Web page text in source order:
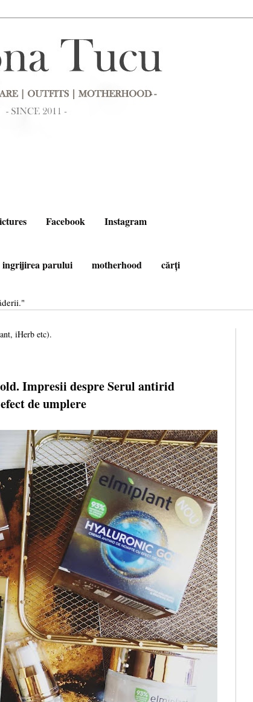
Facebook Instagram
ingrijirea parului motherhood cărți
iHerb etc).
Impresii despre Serul antirid
de umplere